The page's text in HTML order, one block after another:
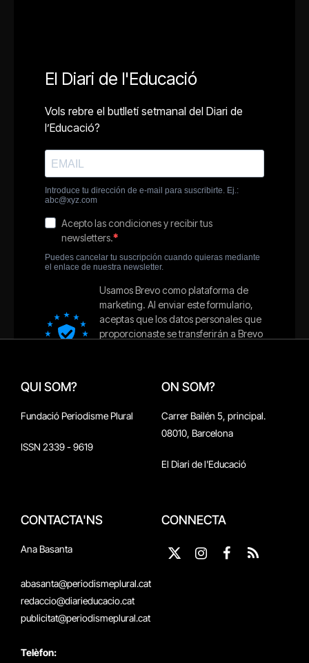
QUI SOM?
Fundació Periodisme Plural
ISSN 2339 - 9619
ON SOM?
Carrer Bailén 5, principal.
08010, Barcelona
El Diari de l'Educació
CONTACTA'NS
Ana Basanta
abasanta@periodismeplural.cat
redaccio@diarieducacio.cat
publicitat@periodismeplural.cat
Telèfon:
CONNECTA
X
Instagram
Facebook
RSS